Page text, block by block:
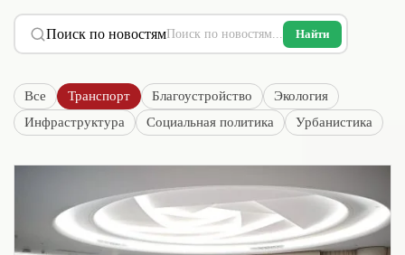
Поиск по новостям Найти
Все Транспорт Благоустройство
Экология
Инфраструктура
Социальная политика Урбанистика